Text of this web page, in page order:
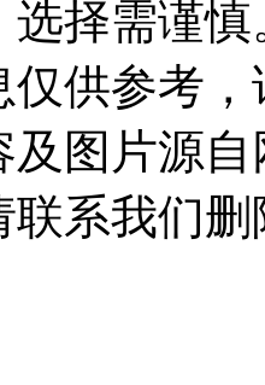
选择需谨慎
仅供参考
及图片源
联系我们删